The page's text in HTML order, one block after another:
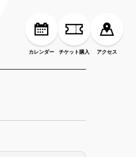
カレンダー チケット購入 アクセス